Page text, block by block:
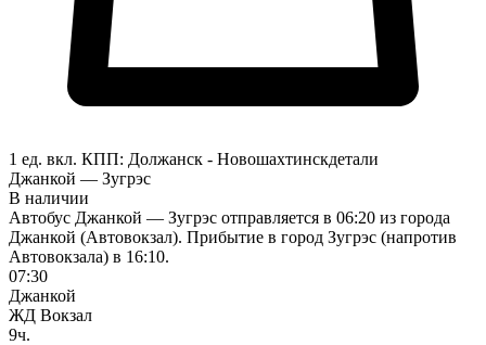
1 ед. вкл. КПП: Должанск - Новошахтинскдетали
Джанкой — Зугрэс
В наличии
Автобус Джанкой — Зугрэс отправляется в 06:20 из города
Джанкой (Автовокзал). Прибытие в город Зугрэс (напротив
Автовокзала) в 16:10.
07:30
Джанкой
ЖД Вокзал
9ч.